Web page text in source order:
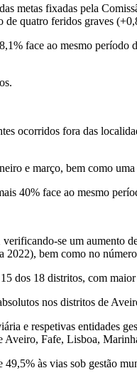
metas fixadas pela
quatro feridos graves
face ao mesmo
ocorridos fora das
e março, bem como
40% face ao mesmo
se um aumento
2022), bem como no
dos 18 distritos, com
nos distritos de
e respetivas entidades
Fafe, Lisboa,
às vias sob gestão